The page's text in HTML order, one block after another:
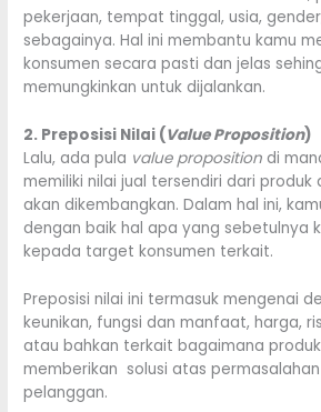
pekerjaan, tempat tinggal, usia,
sebagainya. Hal ini membantu kamu
konsumen secara pasti dan jelas
memungkinkan untuk dijalankan.
2. Preposisi Nilai (Value Proposition)
Lalu, ada pula value proposition di
memiliki nilai jual tersendiri dari produk
akan dikembangkan. Dalam hal ini,
dengan baik hal apa yang sebetulnya
kepada target konsumen terkait.
Preposisi nilai ini termasuk mengenai
keunikan, fungsi dan manfaat, harga,
atau bahkan terkait bagaimana
memberikan solusi atas
pelanggan.